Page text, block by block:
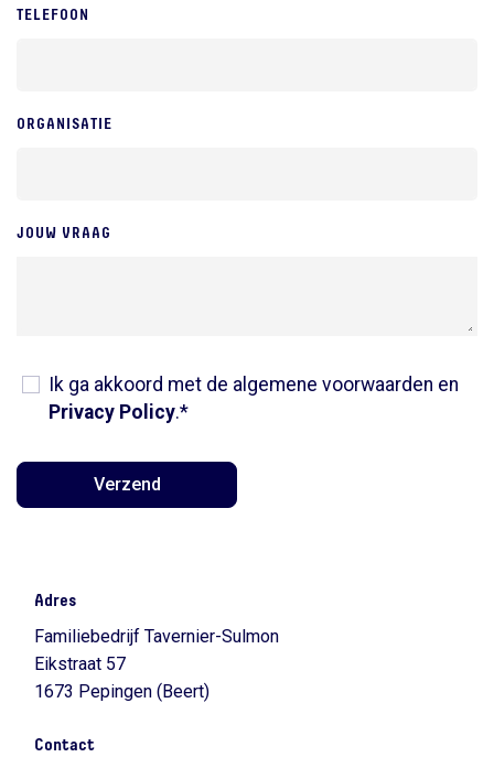
TELEFOON
ORGANISATIE
JOUW VRAAG
Ik ga akkoord met de algemene voorwaarden en
Privacy Policy.*
Verzend
Adres
Familiebedrijf Tavernier-Sulmon
Eikstraat 57
1673 Pepingen (Beert)
Contact